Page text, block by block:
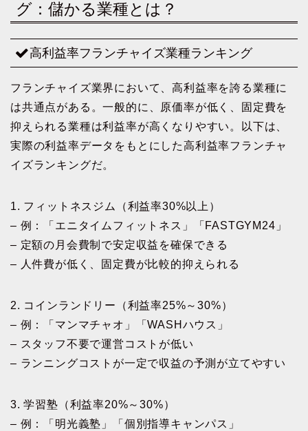
グ：儲かる業種とは？
高利益率フランチャイズ業種ランキング
フランチャイズ業界において、高利益率を誇る業種に
は共通点がある。一般的に、原価率が低く、固定費を
抑えられる業種は利益率が高くなりやすい。以下は、
実際の利益率データをもとにした高利益率フランチャ
イズランキングだ。
1. フィットネスジム（利益率30%以上）
– 例：「エニタイムフィットネス」「FASTGYM24」
– 定額の月会費制で安定収益を確保できる
– 人件費が低く、固定費が比較的抑えられる
2. コインランドリー（利益率25%～30%）
– 例：「マンマチャオ」「WASHハウス」
– スタッフ不要で運営コストが低い
– ランニングコストが一定で収益の予測が立てやすい
3. 学習塾（利益率20%～30%）
– 例：「明光義塾」「個別指導キャンパス」